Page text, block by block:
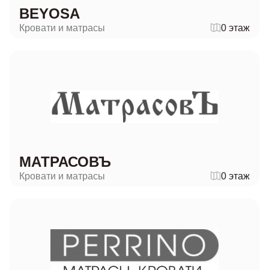
BEYOSA
Кровати и матрасы 0 этаж
МАТРАСОВЪ
Кровати и матрасы 0 этаж